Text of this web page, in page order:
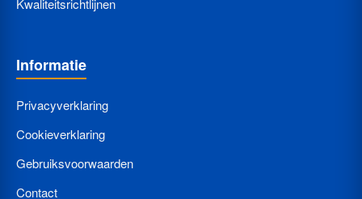
Kwaliteitsrichtlijnen
Informatie
Privacyverklaring
Cookieverklaring
Gebruiksvoorwaarden
Contact